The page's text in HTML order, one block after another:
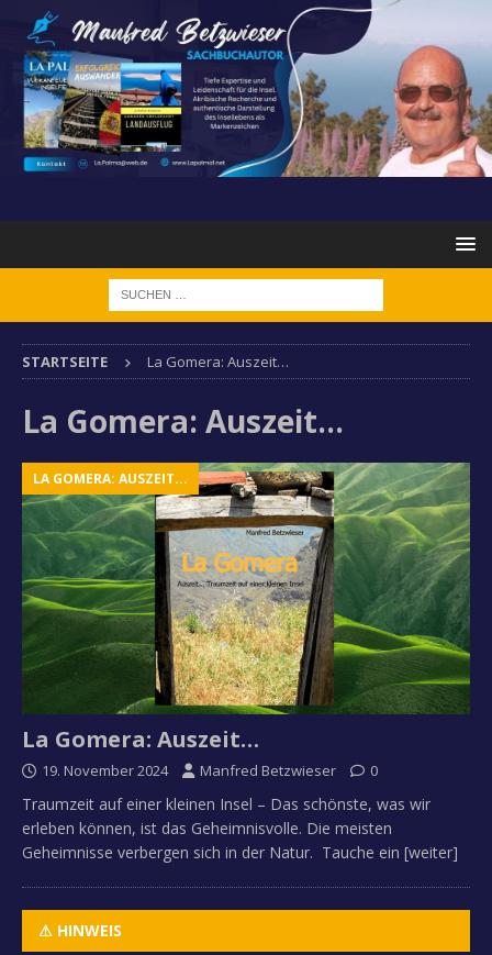
STARTSEITE La Gomera: Auszeit…
La Gomera: Auszeit…
LA GOMERA: AUSZEIT...
La Gomera: Auszeit…
19. November 2024 Manfred Betzwieser 0
Traumzeit auf einer kleinen Insel – Das schönste, was wir
erleben können, ist das Geheimnisvolle. Die meisten
Geheimnisse verbergen sich in der Natur. Tauche ein [weiter]
⚠ HINWEIS